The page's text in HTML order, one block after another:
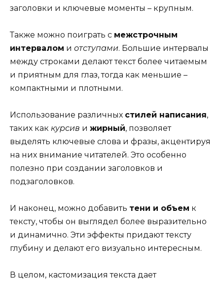
заголовки и ключевые моменты – крупным.
Также можно поиграть с межстрочным
интервалом и отступами. Большие интервалы
между строками делают текст более читаемым
и приятным для глаз, тогда как меньшие –
компактными и плотными.
Использование различных стилей написания,
таких как курсив и жирный, позволяет
выделять ключевые слова и фразы, акцентируя
на них внимание читателей. Это особенно
полезно при создании заголовков и
подзаголовков.
И наконец, можно добавить тени и объем к
тексту, чтобы он выглядел более выразительно
и динамично. Эти эффекты придают тексту
глубину и делают его визуально интересным.
В целом, кастомизация текста дает